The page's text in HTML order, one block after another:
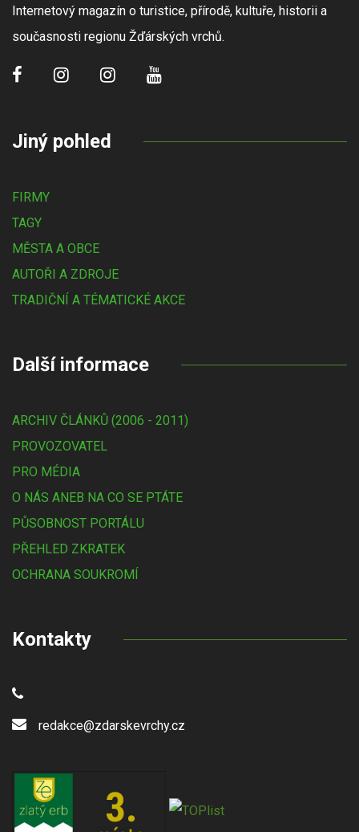
Internetový magazín o turistice, přírodě, kultuře, historii a
současnosti regionu Žďárských vrchů.
Jiný pohled
FIRMY
TAGY
MĚSTA A OBCE
AUTOŘI A ZDROJE
TRADIČNÍ A TÉMATICKÉ AKCE
Další informace
ARCHIV ČLÁNKŮ (2006 - 2011)
PROVOZOVATEL
PRO MÉDIA
O NÁS ANEB NA CO SE PTÁTE
PŮSOBNOST PORTÁLU
PŘEHLED ZKRATEK
OCHRANA SOUKROMÍ
Kontakty
redakce@zdarskevrchy.cz